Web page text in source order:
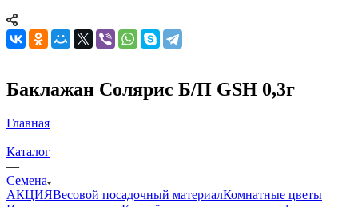
Баклажан Солярис Б/П GSH 0,3г
Главная
—
Каталог
—
Семена
АКЦИЯВесовой посадочный материалКомнатные цветы